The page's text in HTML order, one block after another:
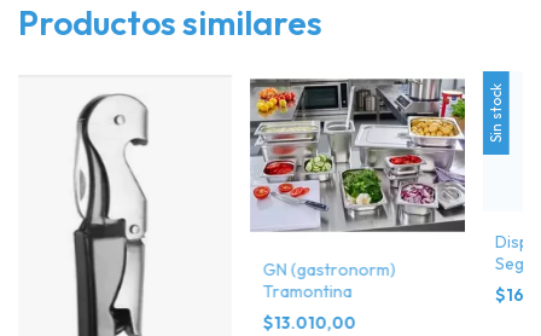
Productos similares
GN (gastronorm)
Tramontina
$13.010,00
Sin stock
Segva